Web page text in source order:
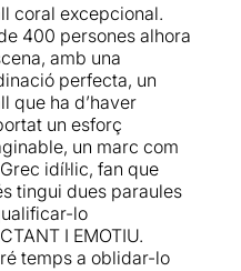
o vuit anys, cantant
perdre en cap
l’afinació i el to, ni
amb la que
cadascun
el seu paper.
passatge que fa
el ritme de
la resta m’ha
una proposta del
i digne
coral excepcional.
400 persones alhora
amb una
perfecta, un
que ha d’haver
un esforç
un marc com
idíl·lic, fan que
tingui dues paraules
lo
I EMOTIU.
temps a oblidar-lo